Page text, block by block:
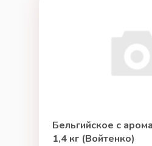
Бельгийское с
1,4 кг (Войтенко)